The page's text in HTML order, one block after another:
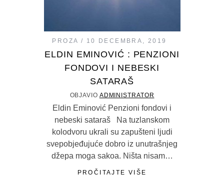
PROZA 10 DECEMBRA, 2019
ELDIN EMINOVIĆ : PENZIONI
FONDOVI I NEBESKI
SATARAŠ
OBJAVIO ADMINISTRATOR
Eldin Eminović Penzioni fondovi i
nebeski sataraš Na tuzlanskom
kolodvoru ukrali su zapušteni ljudi
svepobjeđujuće dobro iz unutrašnjeg
džepa moga sakoa. Ništa nisam…
PROČITAJTE VIŠE